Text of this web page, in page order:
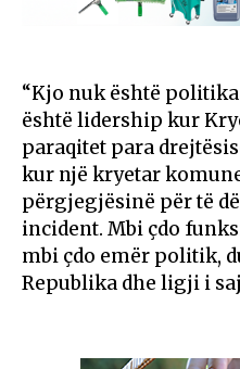
“Kjo nuk është
është lidership kur
paraqitet para
kur një kryetar
përgjegjësinë për të
incident. Mbi çdo
mbi çdo emër politik,
Republika dhe ligji i